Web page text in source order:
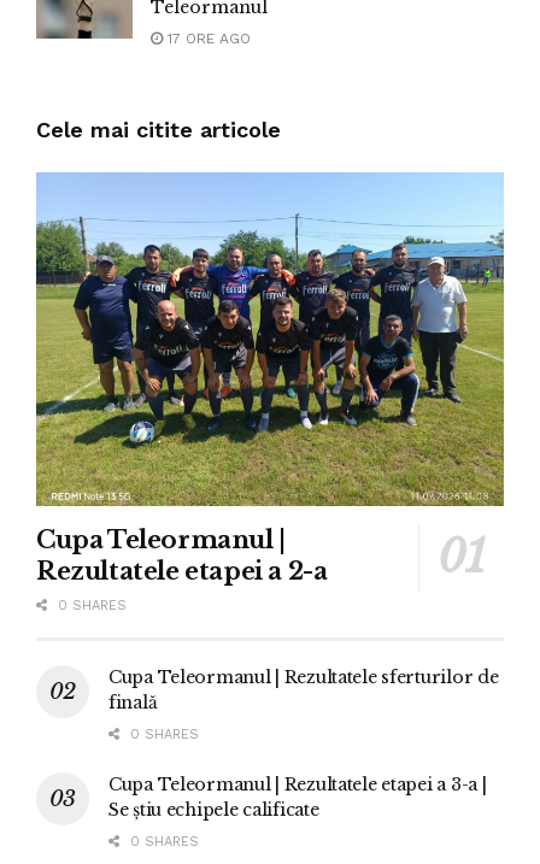
Teleormanul
17 ORE AGO
Cele mai citite articole
Cupa Teleormanul |
Rezultatele etapei a 2-a
0 SHARES
Cupa Teleormanul | Rezultatele sferturilor de
finală
0 SHARES
Cupa Teleormanul | Rezultatele etapei a 3-a |
Se știu echipele calificate
0 SHARES